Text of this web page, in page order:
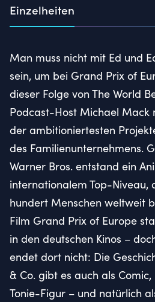
Einzelheiten
Man muss nicht mit Ed und
sein, um bei Grand Prix of
dieser Folge von The World
Podcast-Host Michael Mack
der ambitioniertesten
des Familienunternehmens.
Warner Bros. entstand ein
internationalem Top-Niveau,
hundert Menschen weltweit
Film Grand Prix of Europe
in den deutschen Kinos –
endet dort nicht: Die
& Co. gibt es auch als
Tonie-Figur – und natürlich